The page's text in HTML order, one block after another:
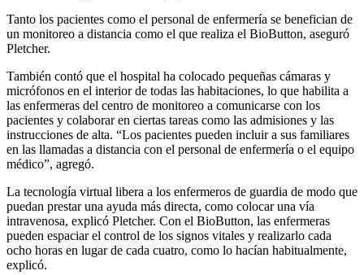
Tanto los pacientes como el personal de enfermería se benefician de
un monitoreo a distancia como el que realiza el BioButton, aseguró
Pletcher.
También contó que el hospital ha colocado pequeñas cámaras y
micrófonos en el interior de todas las habitaciones, lo que habilita a
las enfermeras del centro de monitoreo a comunicarse con los
pacientes y colaborar en ciertas tareas como las admisiones y las
instrucciones de alta. “Los pacientes pueden incluir a sus familiares
en las llamadas a distancia con el personal de enfermería o el equipo
médico”, agregó.
La tecnología virtual libera a los enfermeros de guardia de modo que
puedan prestar una ayuda más directa, como colocar una vía
intravenosa, explicó Pletcher. Con el BioButton, las enfermeras
pueden espaciar el control de los signos vitales y realizarlo cada
ocho horas en lugar de cada cuatro, como lo hacían habitualmente,
explicó.